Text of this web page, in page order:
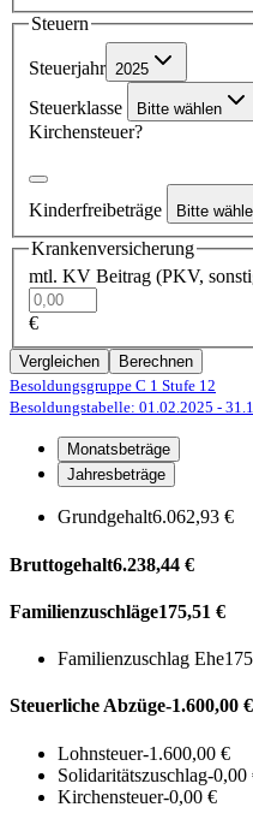
Steuern
Steuerjahr 2025
Steuerklasse Bitte wählen
Kirchensteuer?
Kinderfreibeträge Bitte
Krankenversicherung
mtl. KV Beitrag (PKV,
€
Vergleichen
Berechnen
Besoldungsgruppe C 1 Stufe 12
Besoldungstabelle: 01.02.2025 -
Monatsbeträge
Jahresbeträge
Grundgehalt6.062,93 €
Bruttogehalt6.238,44 €
Familienzuschläge175,51 €
Familienzuschlag Ehe
Steuerliche Abzüge-1.600,00 €
Lohnsteuer-1.600,00 €
Solidaritätszuschlag-0,00
Kirchensteuer-0,00 €